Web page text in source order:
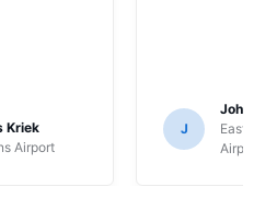
Kriek
Airport
J
East